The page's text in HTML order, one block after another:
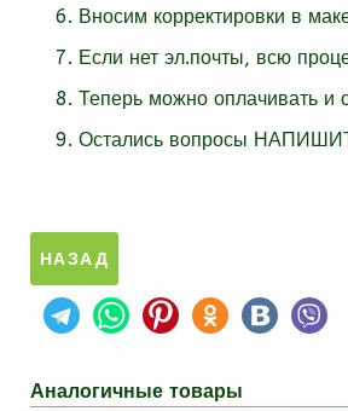
Вносим корректировки в
Если нет эл.почты, всю
Теперь можно оплачивать и
Остались вопросы
Аналогичные товары